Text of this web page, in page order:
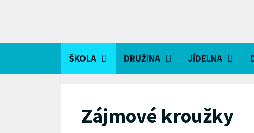
ŠKOLA DRUŽINA JÍDELNA
Zájmové kroužky